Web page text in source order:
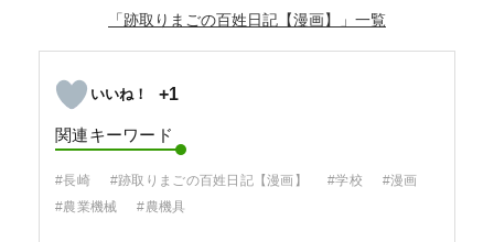
「跡取りまごの百姓日記【漫画】」
+1
関連キーワード
#長崎 #跡取りまごの百姓日記【漫画】 #学校
#漫画
#農業機械
#農機具